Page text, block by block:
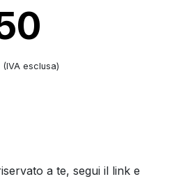
esclusa)
a te, segui il link e